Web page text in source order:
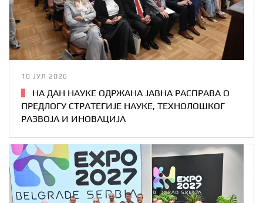
10 ЈУЛ 2026
НА ДАН НАУКЕ ОДРЖАНА ЈАВНА РАСПРАВА О
ПРЕДЛОГУ СТРАТЕГИЈЕ НАУКЕ, ТЕХНОЛОШКОГ
РАЗВОЈА И ИНОВАЦИЈА